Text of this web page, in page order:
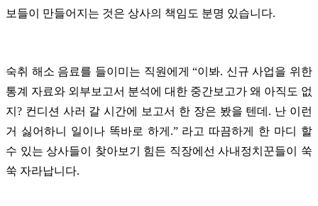
보들이 만들어지는 것은 상사의 책임도 분명 있습니다.
숙취 해소 음료를 들이미는 직원에게 “이봐. 신규 사업을 위한
통계 자료와 외부보고서 분석에 대한 중간보고가 왜 아직도 없
지? 컨디션 사러 갈 시간에 보고서 한 장은 봤을 텐데. 난 이런
거 싫어하니 일이나 똑바로 하게.” 라고 따끔하게 한 마디 할
수 있는 상사들이 찾아보기 힘든 직장에선 사내정치꾼들이 쑥
쑥 자라납니다.